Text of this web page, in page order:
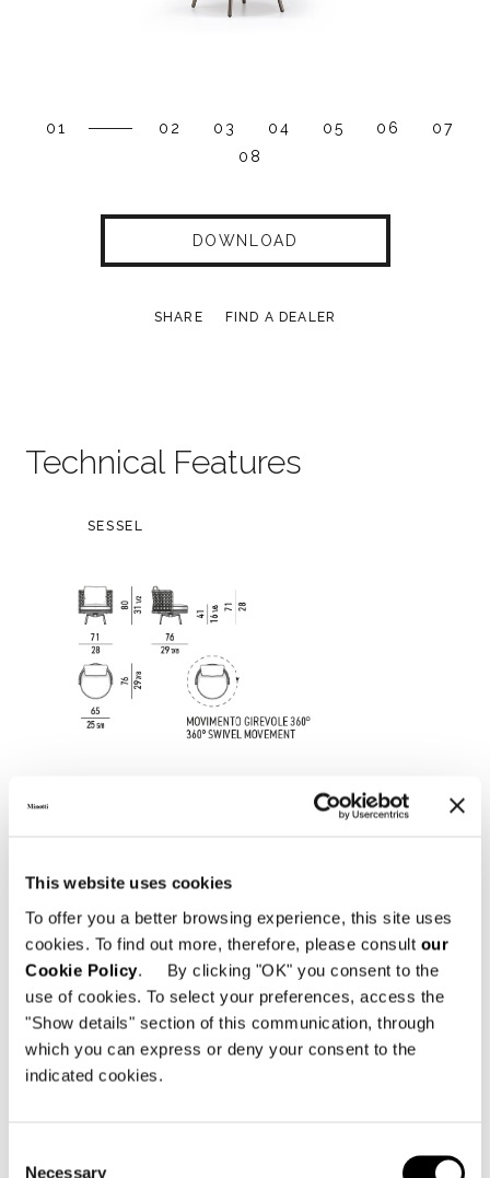
This website uses cookies
To offer you a better browsing experience, this site uses
cookies. To find out more, therefore, please consult our
Cookie Policy. By clicking "OK" you consent to the
use of cookies. To select your preferences, access the
"Show details" section of this communication, through
which you can express or deny your consent to the
indicated cookies.
Necessary
01 02 03 04 05 06
07
08
DOWNLOAD
SHARE FIND A DEALER
Technical Features
SESSEL
LOUNGE KLEINER ARMSESSEL